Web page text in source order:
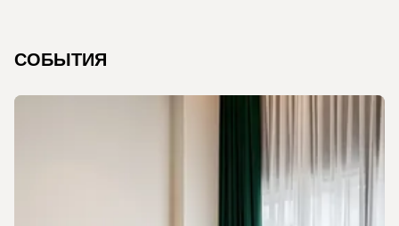
СОБЫТИЯ
Слайд 1 из 3